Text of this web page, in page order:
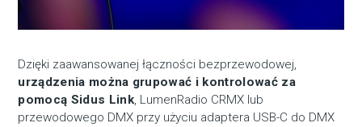
Dzięki zaawansowanej łączności bezprzewodowej,
urządzenia można grupować i kontrolować za
pomocą Sidus Link, LumenRadio CRMX lub
przewodowego DMX przy użyciu adaptera USB-C do DMX